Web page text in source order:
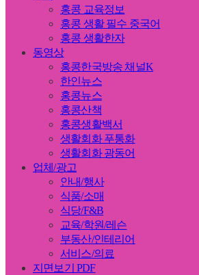
홍콩 교육정보
홍콩 생활 필수 중국어
홍콩 생활한자
동영상
홍콩한국방송 채널K
한인뉴스
홍콩뉴스
홍콩산책
홍콩생활백서
생활회화 푸통화
생활회화 광동어
업체/광고
안내/행사
식품/소매
식당/F&B
교육/학원/레슨
부동산/인테리어
서비스/의료
지면보기 PDF